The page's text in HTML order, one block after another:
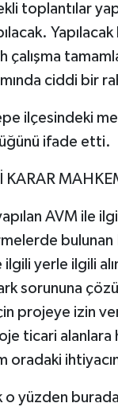
toplantılar
ciddi bir
ilçesindeki
ifade etti.
KARAR
yapılan AVM
yerle ilgili
sorununa
projeye izin
ticari
oradaki
o yüzden